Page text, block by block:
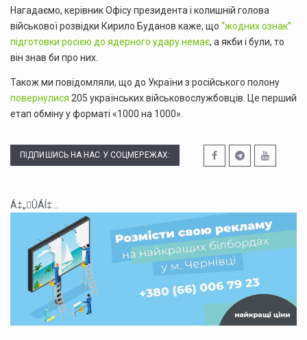
Нагадаємо, керівник Офісу президента і колишній голова
військової розвідки Кирило Буданов каже, що “жодних ознак”
підготовки росією до ядерного удару немає, а якби і були, то
він знав би про них.
Також ми повідомляли, що до України з російського полону
повернулися 205 українських військовослужбовців. Це перший
етап обміну у форматі «1000 на 1000».
ПІДПИШИСЬ НА НАС У СОЦМЕРЕЖАХ:
Á‡„ÛÁÍ‡...